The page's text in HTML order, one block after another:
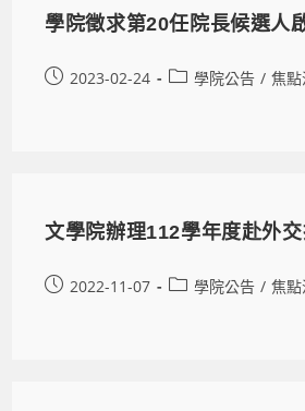
學院徵求第20任院長候選人
2023-02-24 學院公告 / 焦
文學院辦理112學年度赴外
2022-11-07 學院公告 / 焦